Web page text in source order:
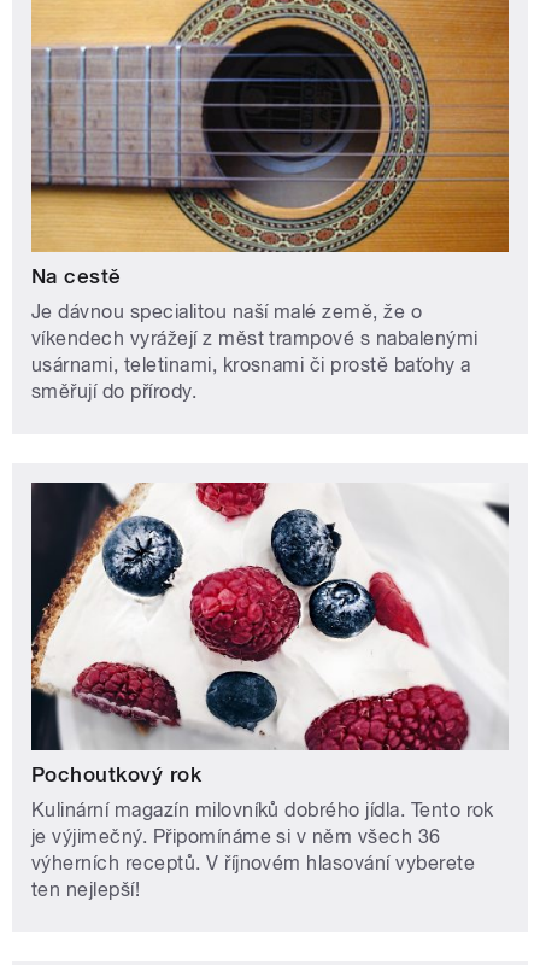
Na cestě
Je dávnou specialitou naší malé země, že o
víkendech vyrážejí z měst trampové s nabalenými
usárnami, teletinami, krosnami či prostě baťohy a
směřují do přírody.
Pochoutkový rok
Kulinární magazín milovníků dobrého jídla. Tento rok
je výjimečný. Připomínáme si v něm všech 36
výherních receptů. V říjnovém hlasování vyberete
ten nejlepší!